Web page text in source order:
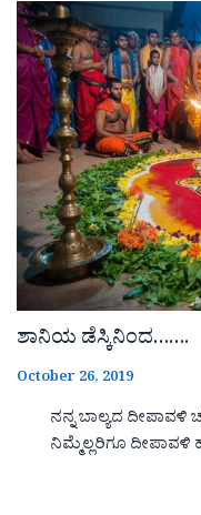
ಶಾನಿಯ ಡೆಸ್ಕಿನಿಂದ…….
October 26, 2019
ನನ್ನ ಬಾಲ್ಯದ ದೀಪಾವಳಿ
ನಿಮ್ಮೆಲ್ಲರಿಗೂ ದೀಪಾವಳಿ